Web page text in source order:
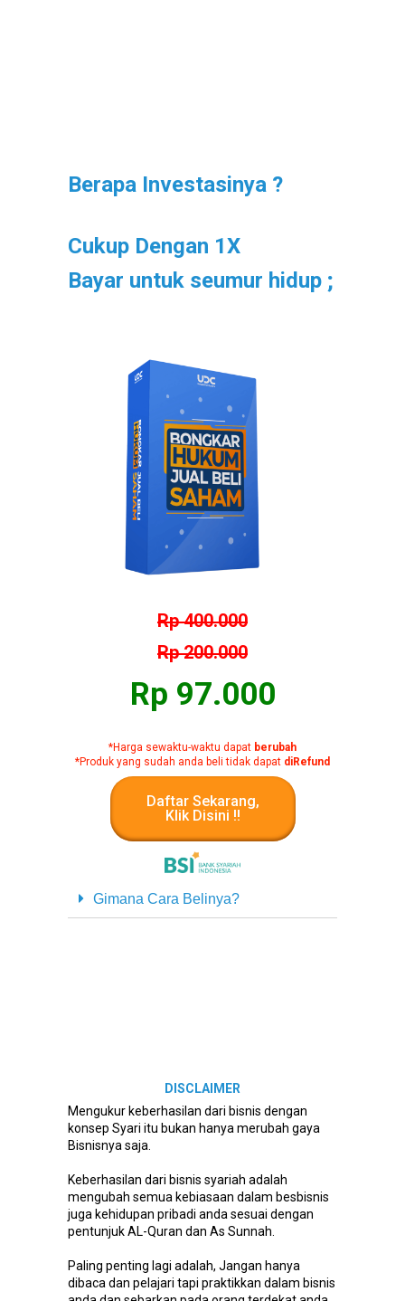
Berapa Investasinya ?
Cukup Dengan 1X
Bayar untuk seumur hidup ;
Rp 400.000
Rp 200.000
Rp 97.000
*Harga sewaktu-waktu dapat berubah
*Produk yang sudah anda beli tidak dapat diRefund
Daftar Sekarang,
Klik Disini !!
Gimana Cara Belinya?
DISCLAIMER
Mengukur keberhasilan dari bisnis dengan
konsep Syari itu bukan hanya merubah gaya
Bisnisnya saja.
Keberhasilan dari bisnis syariah adalah
mengubah semua kebiasaan dalam besbisnis
juga kehidupan pribadi anda sesuai dengan
pentunjuk AL-Quran dan As Sunnah.
Paling penting lagi adalah, Jangan hanya
dibaca dan pelajari tapi praktikkan dalam bisnis